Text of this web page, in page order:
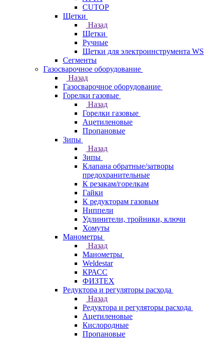
CUTOP
Щетки
Назад
Щетки
Ручные
Щетки для электроинструмента WS
Сегменты
Газосварочное оборудование
Назад
Газосварочное оборудование
Горелки газовые
Назад
Горелки газовые
Ацетиленовые
Пропановые
Зипы
Назад
Зипы
Клапана обратные/затворы
предохранительные
К резакам/горелкам
Гайки
К редукторам газовым
Ниппели
Удлинители, тройники, ключи
Хомуты
Манометры
Назад
Манометры
Weldestar
КРАСС
ФИЗТЕХ
Редуктора и регуляторы расхода
Назад
Редуктора и регуляторы расхода
Ацетиленовые
Кислородные
Пропановые